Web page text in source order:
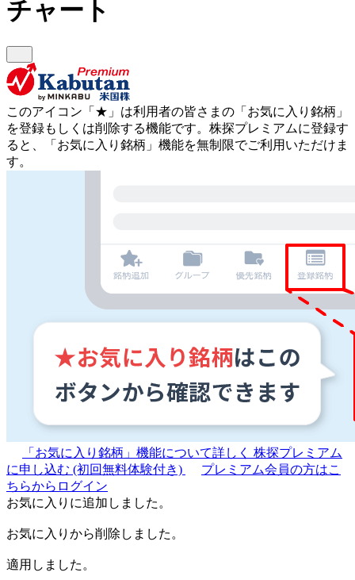
チャート
このアイコン 「★」 は利用者の皆さまの 「お気に入り銘柄」
を登録もしくは削除する機能です。 株探プレミアムに登録す
ると、「お気に入り銘柄」機能を無制限でご利用いただけま
す。
「お気に入り銘柄」機能について詳しく 株探プレミアム
に申し込む (初回無料体験付き)
プレミアム会員の方はこ
ちらからログイン
お気に入りに追加しました。
お気に入りから削除しました。
適用しました。